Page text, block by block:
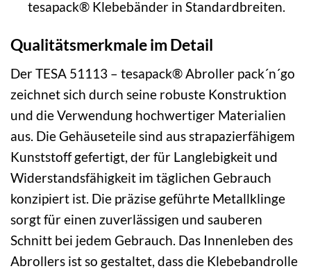
tesapack® Klebebänder in Standardbreiten.
Qualitätsmerkmale im Detail
Der TESA 51113 – tesapack® Abroller pack´n´go
zeichnet sich durch seine robuste Konstruktion
und die Verwendung hochwertiger Materialien
aus. Die Gehäuseteile sind aus strapazierfähigem
Kunststoff gefertigt, der für Langlebigkeit und
Widerstandsfähigkeit im täglichen Gebrauch
konzipiert ist. Die präzise geführte Metallklinge
sorgt für einen zuverlässigen und sauberen
Schnitt bei jedem Gebrauch. Das Innenleben des
Abrollers ist so gestaltet, dass die Klebebandrolle